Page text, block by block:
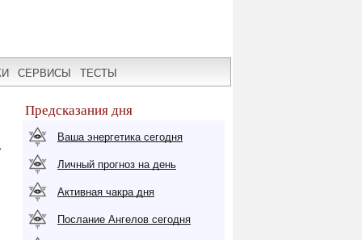
СЕРВИСЫ ТЕСТЫ
Предсказания дня
Ваша энергетика сегодня
Личный прогноз на день
Активная чакра дня
Послание Ангелов сегодня